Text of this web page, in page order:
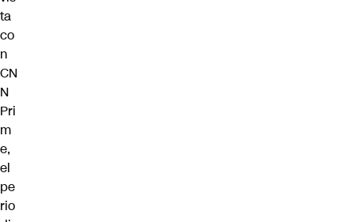
ta
co
n
CN
N
Pri
m
e,
el
pe
rio